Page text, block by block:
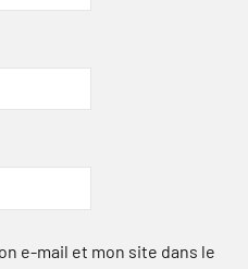
e-mail et mon site dans le